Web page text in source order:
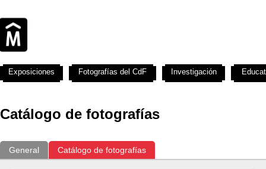
Catálogo de fotografías
General Catálogo de fotografías
Exposiciones Fotografías del CdF Investigación